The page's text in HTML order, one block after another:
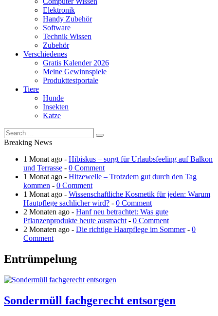
Elektronik
Handy Zubehör
Software
Technik Wissen
Zubehör
Verschiedenes
Gratis Kalender 2026
Meine Gewinnspiele
Produkttestportale
Tiere
Hunde
Insekten
Katze
Breaking News
1 Monat ago - Hibiskus – sorgt für Urlaubsfeeling auf Balkon
und Terrasse - 0 Comment
1 Monat ago - Hitzewelle – Trotzdem gut durch den Tag
kommen - 0 Comment
1 Monat ago - Wissenschaftliche Kosmetik für jeden: Warum
Hautpflege sachlicher wird? - 0 Comment
2 Monaten ago - Hanf neu betrachtet: Was gute
Pflanzenprodukte heute ausmacht - 0 Comment
2 Monaten ago - Die richtige Haarpflege im Sommer- 0
Comment
Entrümpelung
Sondermüll fachgerecht entsorgen